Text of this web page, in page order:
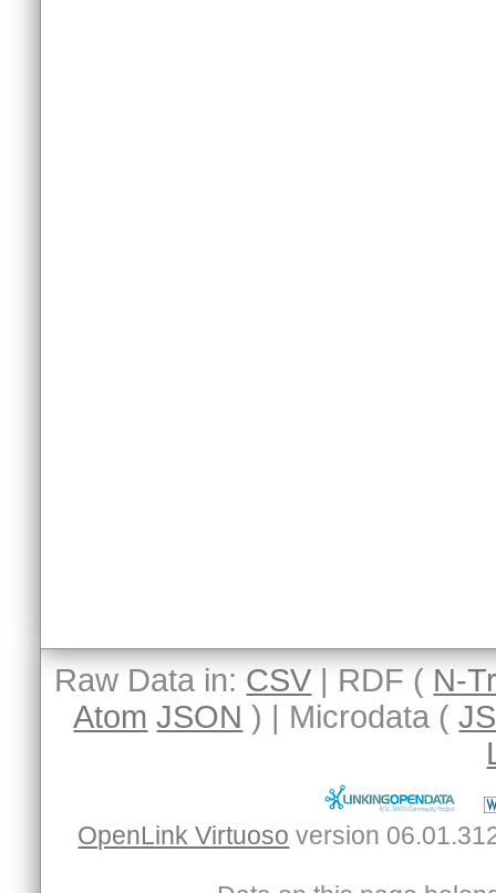
Raw Data in: CSV | RDF ( N-
Atom JSON ) | Microdata (
OpenLink Virtuoso